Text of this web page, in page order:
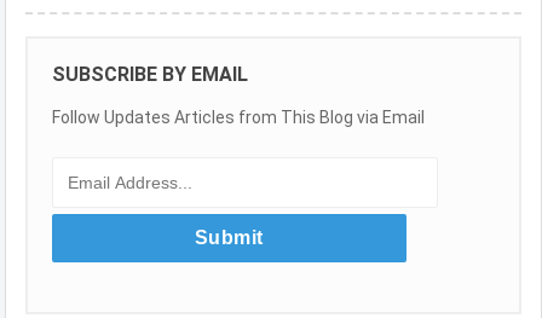
SUBSCRIBE BY EMAIL
Follow Updates Articles from This Blog via Email